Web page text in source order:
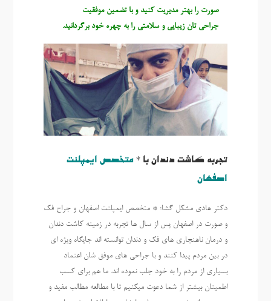
صورت را بهتر مدیریت کنید و با تضمین موفقیت
جراحی تان زیبایی و سلامتی را به چهره خود برگردانید.
تجربه کاشت دندان با * متخصص ایمپلنت
اصفهان
دکتر هادی مشکل گشا؛ * متخصص ایمپلنت اصفهان و جراح فک
و صورت در اصفهان پس از سال ها تجربه در زمینه کاشت دندان
و درمان ناهنجاری های فک و دندان توانسته اند جایگاه ویژه ای
در بین مردم پیدا کنند و با جراحی های موفق شان اعتماد
بسیاری از مردم را به خود جلب نموده اند. ما هم برای کسب
اطمینان بیشتر از شما دعوت میکنیم تا با مطالعه مطالب مفید و